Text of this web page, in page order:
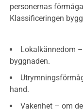
personernas
Klassificeringen
Lokalkännedom
byggnaden.
hand.
Vakenhet – om